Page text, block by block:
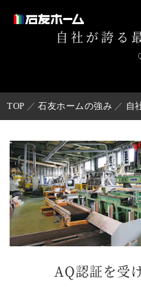
自社が誇る
TOP 石友ホームの強み 自社
AQ認証を受